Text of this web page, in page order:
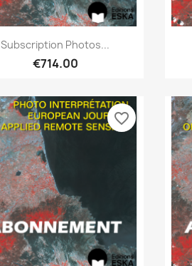
Quick view
Subscription Photos...
€714.00
favorite_border